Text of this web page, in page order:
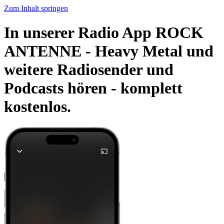
Zum Inhalt springen
In unserer Radio App ROCK
ANTENNE - Heavy Metal und
weitere Radiosender und
Podcasts hören - komplett
kostenlos.